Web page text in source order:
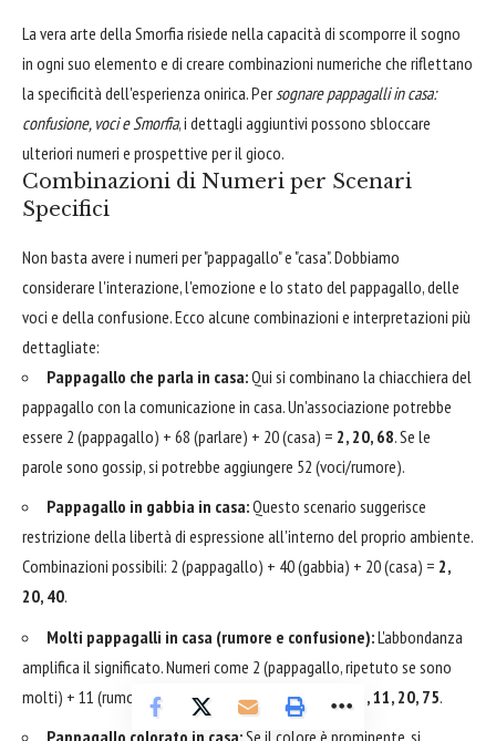
La vera arte della Smorfia risiede nella capacità di scomporre il sogno
in ogni suo elemento e di creare combinazioni numeriche che riflettano
la specificità dell'esperienza onirica. Persognare pappagalli in casa:
confusione, voci e Smorfia, i dettagli aggiuntivi possono sbloccare
ulteriori numeri e prospettive per il gioco.
Combinazioni di Numeri per Scenari
Specifici
Non basta avere i numeri per "pappagallo" e "casa". Dobbiamo
considerare l'interazione, l'emozione e lo stato del pappagallo, delle
voci e della confusione. Ecco alcune combinazioni e interpretazioni più
dettagliate:
Pappagallo che parla in casa:Qui si combinano la chiacchiera del
pappagallo con la comunicazione in casa. Un'associazione potrebbe
essere 2 (pappagallo) + 68 (parlare) + 20 (casa) = 2, 20, 68. Se le
parole sono gossip, si potrebbe aggiungere 52 (voci/rumore).
Pappagallo in gabbia in casa:Questo scenario suggerisce
restrizione della libertà di espressione all'interno del proprio ambiente.
Combinazioni possibili: 2 (pappagallo) + 40 (gabbia) + 20 (casa) = 2,
20, 40.
Molti pappagalli in casa (rumore e confusione):L'abbondanza
amplifica il significato. Numeri come 2 (pappagallo, ripetuto se sono
molti) + 11 (rumore) + 75 (confusione) + 20 (casa) =
2, 11, 20, 75.